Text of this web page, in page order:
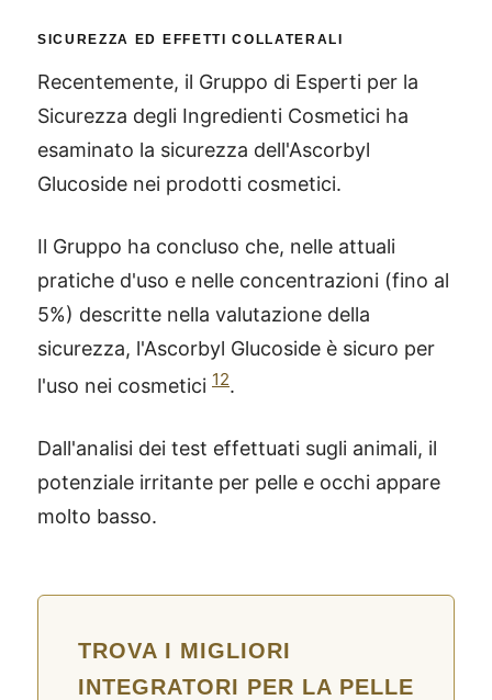
SICUREZZA ED EFFETTI COLLATERALI
Recentemente, il Gruppo di Esperti per la
Sicurezza degli Ingredienti Cosmetici ha
esaminato la sicurezza dell'Ascorbyl
Glucoside nei prodotti cosmetici.
Il Gruppo ha concluso che, nelle attuali
pratiche d'uso e nelle concentrazioni (fino al
5%) descritte nella valutazione della
sicurezza, l'Ascorbyl Glucoside è sicuro per
l'uso nei cosmetici 12.
Dall'analisi dei test effettuati sugli animali, il
potenziale irritante per pelle e occhi appare
molto basso.
TROVA I MIGLIORI
INTEGRATORI PER LA PELLE